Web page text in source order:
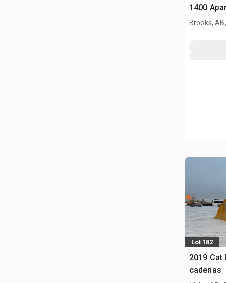
1400
Brooks,
Lot 182
2019 Cat
cadenas